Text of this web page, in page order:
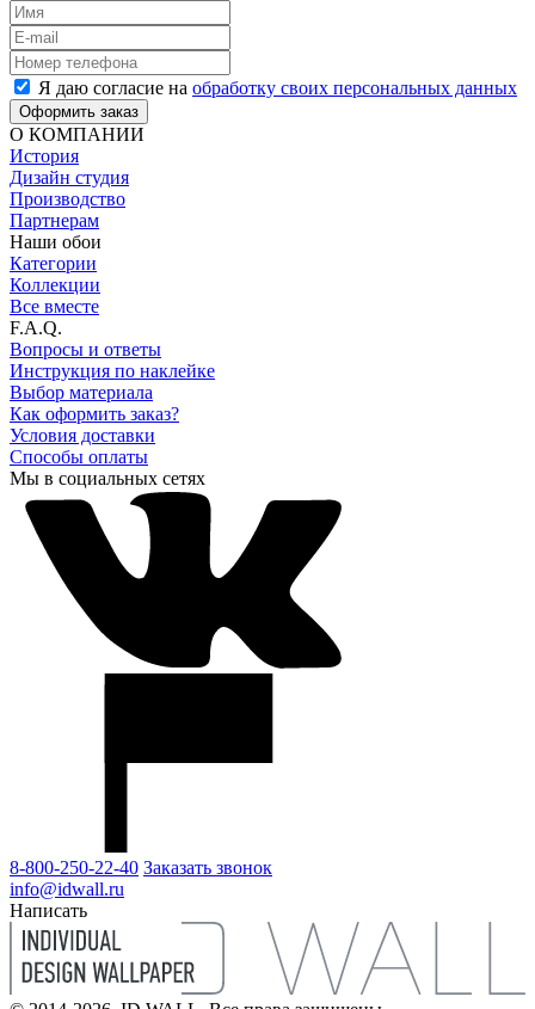
Я даю согласие на обработку своих персональных данных
Оформить заказ
О КОМПАНИИ
История
Дизайн студия
Производство
Партнерам
Наши обои
Категории
Коллекции
Все вместе
F.A.Q.
Вопросы и ответы
Инструкция по наклейке
Выбор материала
Как оформить заказ?
Условия доставки
Способы оплаты
Мы в социальных сетях
8-800-250-22-40 Заказать звонок
info@idwall.ru
Написать